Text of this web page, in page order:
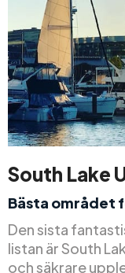
South Lake
Bästa området
Den sista
listan är South
och säkrare